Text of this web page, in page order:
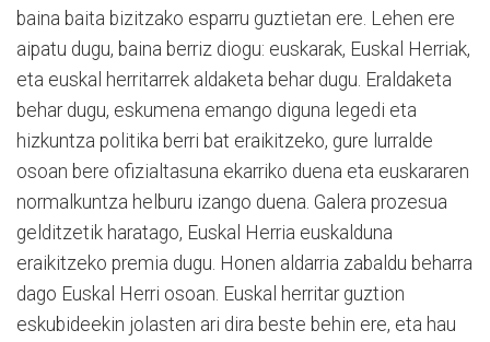
baina baita bizitzako esparru guztietan ere. Lehen ere
aipatu dugu, baina berriz diogu: euskarak, Euskal Herriak,
eta euskal herritarrek aldaketa behar dugu. Eraldaketa
behar dugu, eskumena emango diguna legedi eta
hizkuntza politika berri bat eraikitzeko, gure lurralde
osoan bere ofizialtasuna ekarriko duena eta euskararen
normalkuntza helburu izango duena. Galera prozesua
gelditzetik haratago, Euskal Herria euskalduna
eraikitzeko premia dugu. Honen aldarria zabaldu beharra
dago Euskal Herri osoan. Euskal herritar guztion
eskubideekin jolasten ari dira beste behin ere, eta hau